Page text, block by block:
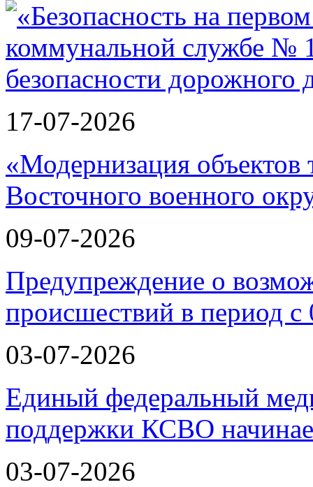
17-07-2026
«Модернизация объектов
Восточного военного
09-07-2026
Предупреждение о
происшествий в период
03-07-2026
Единый федеральный
поддержки КСВО
03-07-2026